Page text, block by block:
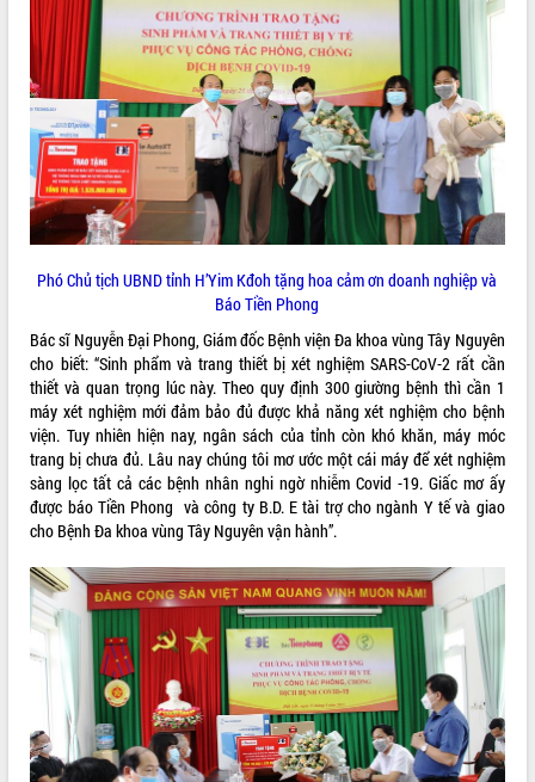
Phó Chủ tịch UBND tỉnh H’Yim Kđoh tặng hoa cảm ơn doanh nghiệp và
Báo Tiền Phong
Bác sĩ Nguyễn Đại Phong, Giám đốc Bệnh viện Đa khoa vùng Tây Nguyên
cho biết: “Sinh phẩm và trang thiết bị xét nghiệm SARS-CoV-2 rất cần
thiết và quan trọng lúc này. Theo quy định 300 giường bệnh thì cần 1
máy xét nghiệm mới đảm bảo đủ được khả năng xét nghiệm cho bệnh
viện. Tuy nhiên hiện nay, ngân sách của tỉnh còn khó khăn, máy móc
trang bị chưa đủ. Lâu nay chúng tôi mơ ước một cái máy để xét nghiệm
sàng lọc tất cả các bệnh nhân nghi ngờ nhiễm Covid -19. Giấc mơ ấy
được báo Tiền Phong và công ty B.D. E tài trợ cho ngành Y tế và giao
cho Bệnh Đa khoa vùng Tây Nguyên vận hành”.